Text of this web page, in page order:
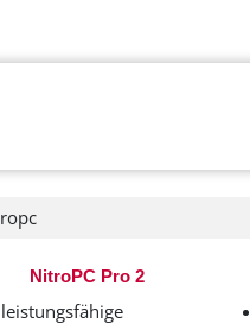
NitroPC Pro 2
leistungsfähige